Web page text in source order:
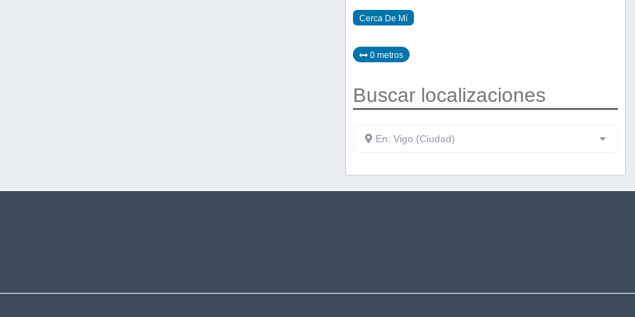
Cerca De Mí
0 metros
Buscar localizaciones
En: Vigo (Ciudad)